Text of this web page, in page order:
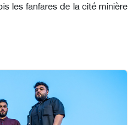
les fanfares de la cité minière